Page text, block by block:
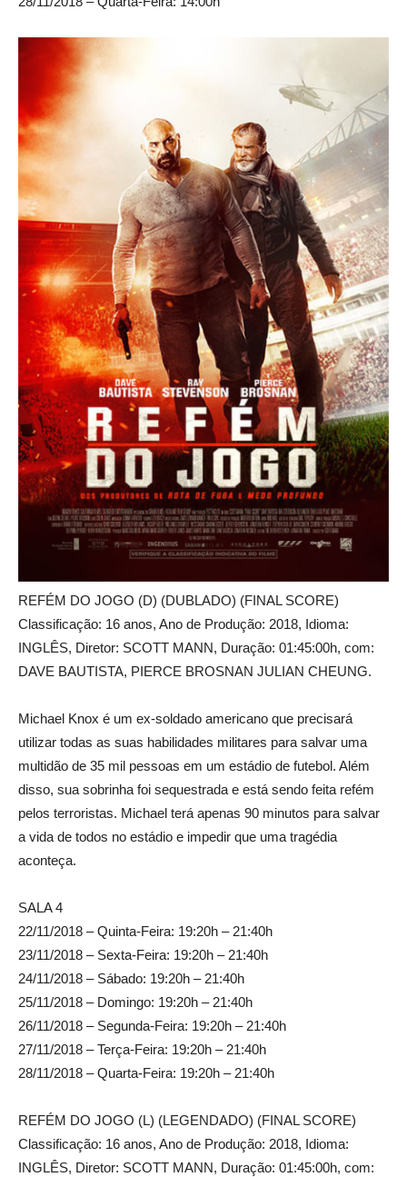
REFÉM DO JOGO (D) (DUBLADO) (FINAL SCORE)
Classificação: 16 anos, Ano de Produção: 2018, Idioma:
INGLÊS, Diretor: SCOTT MANN, Duração: 01:45:00h, com:
DAVE BAUTISTA, PIERCE BROSNAN JULIAN CHEUNG.
Michael Knox é um ex-soldado americano que precisará
utilizar todas as suas habilidades militares para salvar uma
multidão de 35 mil pessoas em um estádio de futebol. Além
disso, sua sobrinha foi sequestrada e está sendo feita refém
pelos terroristas. Michael terá apenas 90 minutos para salvar
a vida de todos no estádio e impedir que uma tragédia
aconteça.
SALA 4
22/11/2018 – Quinta-Feira: 19:20h – 21:40h
23/11/2018 – Sexta-Feira: 19:20h – 21:40h
24/11/2018 – Sábado: 19:20h – 21:40h
25/11/2018 – Domingo: 19:20h – 21:40h
26/11/2018 – Segunda-Feira: 19:20h – 21:40h
27/11/2018 – Terça-Feira: 19:20h – 21:40h
28/11/2018 – Quarta-Feira: 19:20h – 21:40h
REFÉM DO JOGO (L) (LEGENDADO) (FINAL SCORE)
Classificação: 16 anos, Ano de Produção: 2018, Idioma:
INGLÊS, Diretor: SCOTT MANN, Duração: 01:45:00h, com: